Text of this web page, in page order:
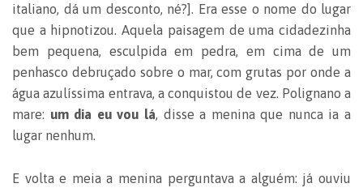
italiano, dá um desconto, né?]. Era esse o nome do lugar
que a hipnotizou. Aquela paisagem de uma cidadezinha
bem pequena, esculpida em pedra, em cima de um
penhasco debruçado sobre o mar, com grutas por onde a
água azulíssima entrava, a conquistou de vez. Polignano a
mare: um dia eu vou lá, disse a menina que nunca ia a
lugar nenhum.
E volta e meia a menina perguntava a alguém: já ouviu